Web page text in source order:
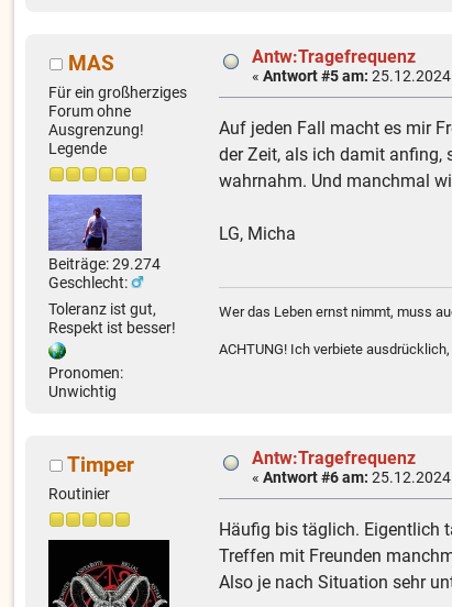
MAS
Für ein großherziges
Forum ohne
Ausgrenzung!
Legende
Beiträge: 29.274
Geschlecht:
Toleranz ist gut,
Respekt ist besser!
Pronomen:
Unwichtig
Antw:Tragefrequenz
«Antwort #5 am: 25.12.2024
Auf jeden Fall macht es mir
der Zeit, als ich damit anfing,
wahrnahm. Und manchmal
LG, Micha
Wer das Leben ernst nimmt, muss
ACHTUNG! Ich verbiete
Timper
Routinier
Antw:Tragefrequenz
«Antwort #6 am: 25.12.2024
Häufig bis täglich. Eigentlich
Treffen mit Freunden
Also je nach Situation sehr